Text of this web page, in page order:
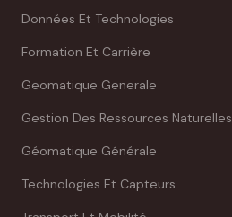
Données Et Technologies
Formation Et Carrière
Geomatique Generale
Gestion Des Ressources Naturelles
Géomatique Générale
Technologies Et Capteurs